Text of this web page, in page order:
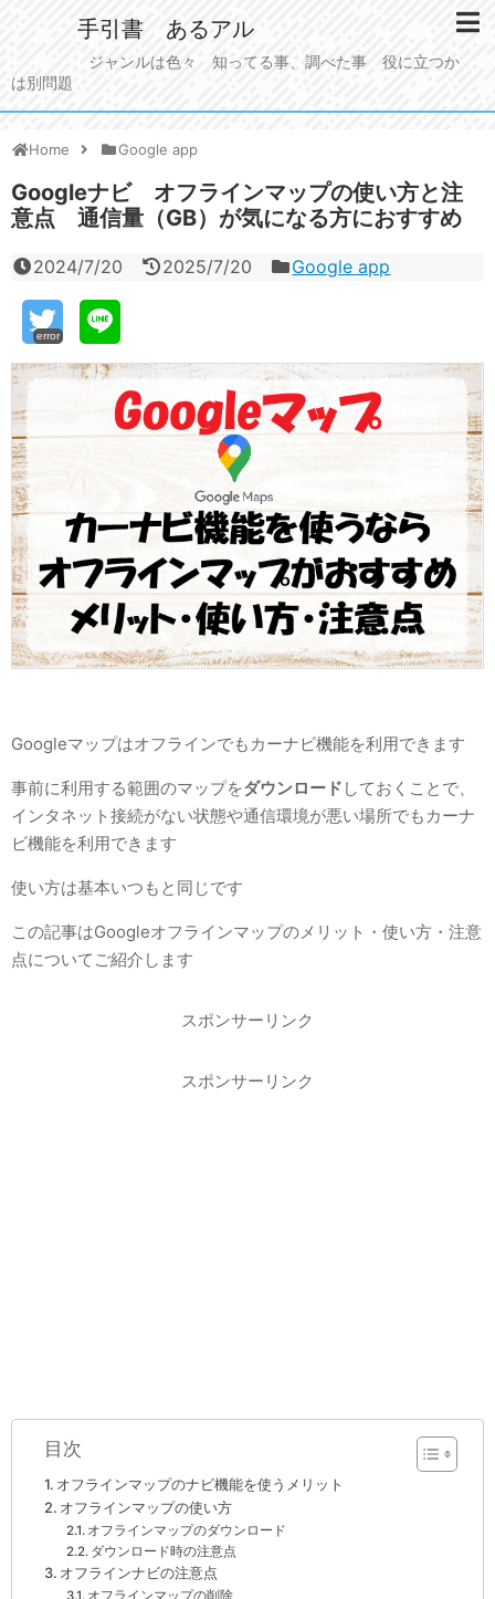
手引書 あるアル
ジャンルは色々 知ってる事、調べた事 役に立つか
は別問題
Home Google app
Googleナビ オフラインマップの使い方と注
意点 通信量（GB）が気になる方におすすめ
2024/7/20 2025/7/20 Google app
error
Googleマップはオフラインでもカーナビ機能を利用できます
事前に利用する範囲のマップをダウンロード しておくことで、
インタネット接続がない状態や通信環境が悪い場所でもカーナ
ビ機能を利用できます
使い方は基本いつもと同じです
この記事はGoogleオフラインマップのメリット・使い方・注意
点についてご紹介します
スポンサーリンク
スポンサーリンク
目次
オフラインマップのナビ機能を使うメリット
オフラインマップの使い方
オフラインマップのダウンロード
ダウンロード時の注意点
オフラインナビの注意点